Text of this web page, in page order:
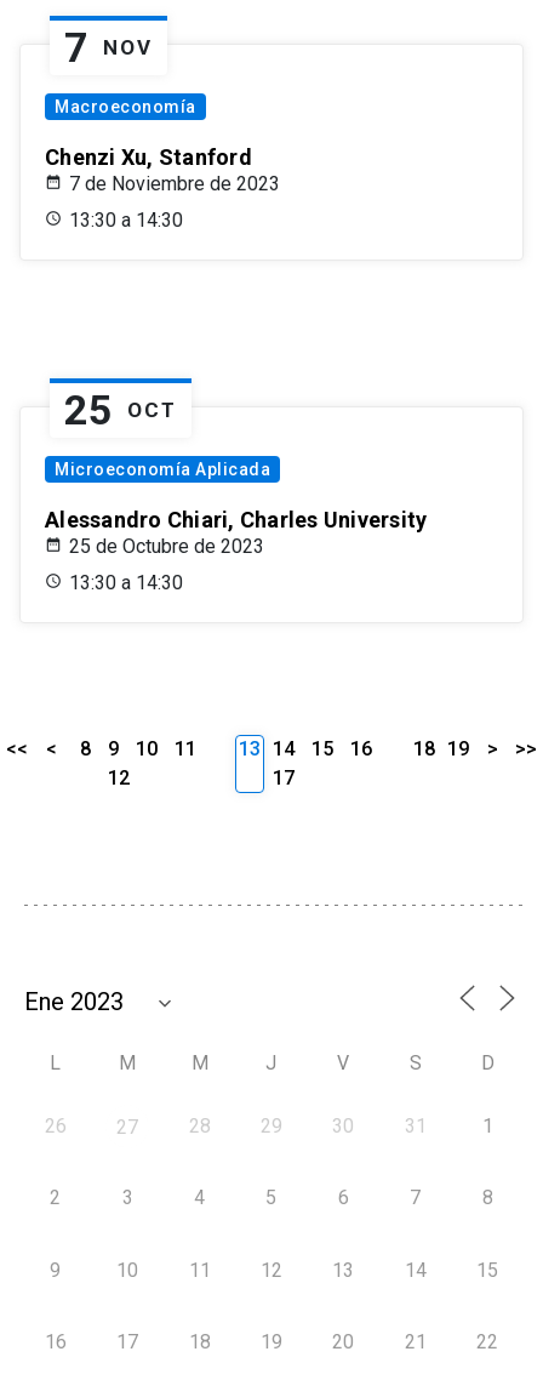
7 NOV
Macroeconomía
Chenzi Xu, Stanford
7 de Noviembre de 2023
13:30 a 14:30
25 OCT
Microeconomía Aplicada
Alessandro Chiari, Charles University
25 de Octubre de 2023
13:30 a 14:30
<< < 8 9 10
11
12
13 14 15
16
17
18 19 > >>
L M M J V S D
26 27 28 29 30 31 1
2 3 4 5 6 7 8
9 10 11 12 13 14 15
16 17 18 19 20 21 22